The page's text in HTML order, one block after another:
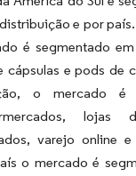
e por
é segmentado
cápsulas e pods de
o mercado é
lojas
varejo online
o mercado é